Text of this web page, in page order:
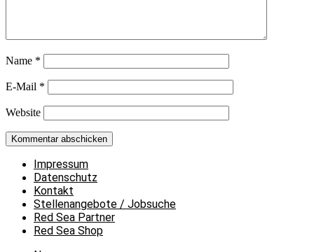
Name *
E-Mail *
Website
Impressum
Datenschutz
Kontakt
Stellenangebote / Jobsuche
Red Sea Partner
Red Sea Shop